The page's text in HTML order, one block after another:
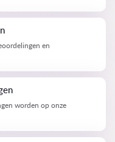
en
worden op onze